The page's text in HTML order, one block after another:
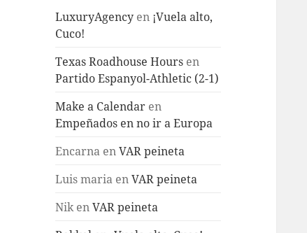
LuxuryAgency en ¡Vuela alto,
Cuco!
Texas Roadhouse Hours en
Partido Espanyol-Athletic (2-1)
Make a Calendar en
Empeñados en no ir a Europa
Encarna enVAR peineta
Luis maria enVAR peineta
NikenVAR peineta